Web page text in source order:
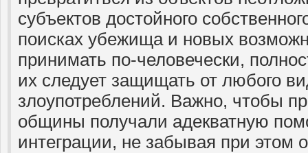
субъектов достойного
поисках убежища и новых
принимать по-человечески,
их следует защищать от любого
злоупотреблений. Важно, чтобы
общины получали адекватную
интеграции, не забывая при этом